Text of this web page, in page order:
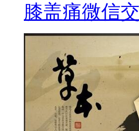
膝盖痛微信